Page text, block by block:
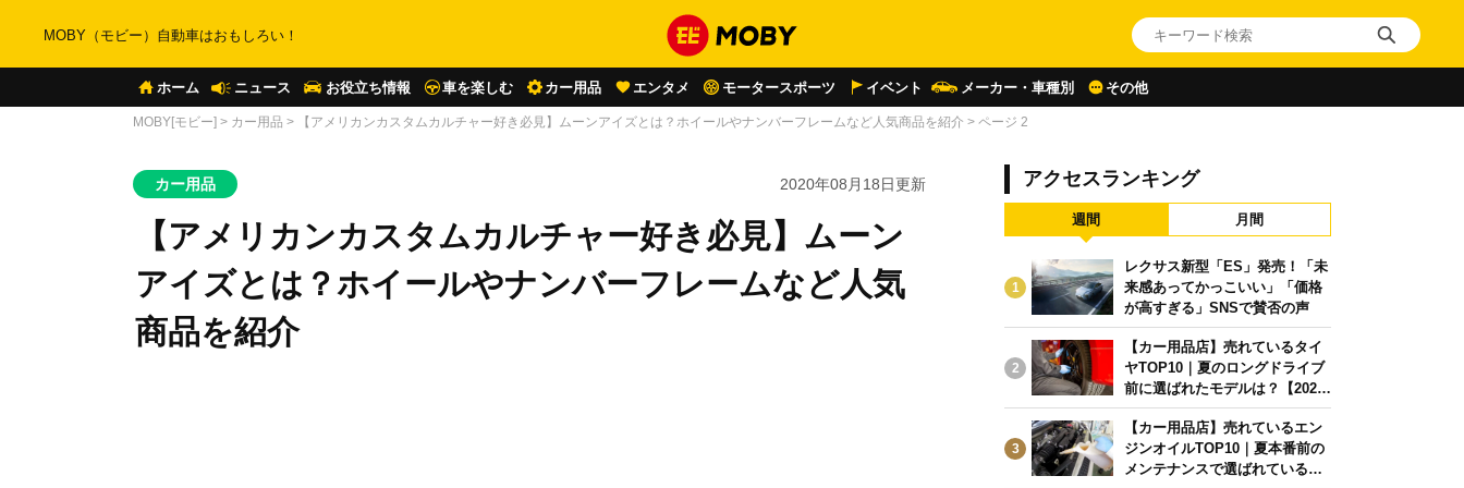
MOBY（モビー）自動車はおもしろい！
ホーム ニュース お役立ち情報 車を楽しむ カー用品 エンタメ モータースポーツ イベント メーカー・車種別 その他
MOBY[モビー] > カー用品 > 【アメリカンカスタムカルチャー好き必見】ムーンアイズとは？ホイールやナンバーフレームなど人気商品を紹介 > ページ 2
カー用品 2020年08月18日更新
【アメリカンカスタムカルチャー好き必見】ムーン
アイズとは？ホイールやナンバーフレームなど人気
商品を紹介
アクセスランキング
週間 月間
1
レクサス新型「ES」発売！「未
来感あってかっこいい」「価格
が高すぎる」SNSで賛否の声
2
【カー用品店】売れているタイ
ヤTOP10｜夏のロングドライブ
前に選ばれたモデルは？【2026
年6月版】
3
【カー用品店】売れているエン
ジンオイルTOP10｜夏本番前の
メンテナンスで選ばれている人